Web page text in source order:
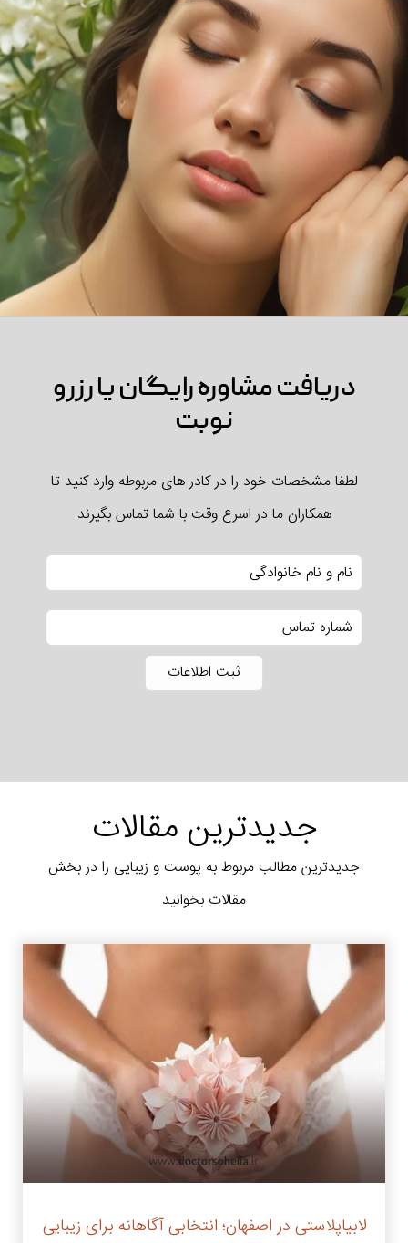
دریافت مشاوره رایگان یا رزرو
نوبت
لطفا مشخصات خود را در کادر های مربوطه وارد کنید تا
همکاران ما در اسرع وقت با شما تماس بگیرند
جدیدترین مقالات
جدیدترین مطالب مربوط به پوست و زیبایی را در بخش
مقالات بخوانید
لابیاپلاستی در اصفهان؛ انتخابی آگاهانه برای زیبایی